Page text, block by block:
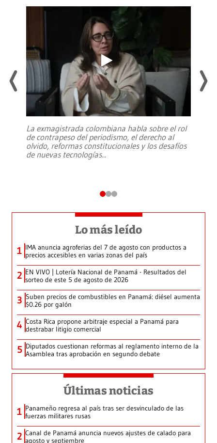
La exmagistrada colombiana habla sobre el rol
de contrapeso del periodismo, el derecho al
olvido, reformas constitucionales y los desafíos
de nuevas tecnologías...
Lo más leído
1 IMA anuncia agroferias del 7 de agosto con productos a
precios accesibles en varias zonas del país
2 EN VIVO | Lotería Nacional de Panamá - Resultados del
sorteo de este 5 de agosto de 2026
3 Suben precios de combustibles en Panamá: diésel aumenta
$0.26 por galón
4 Costa Rica propone arbitraje especial a Panamá para
destrabar litigio comercial
5 Diputados cuestionan reformas al reglamento interno de la
Asamblea tras aprobación en segundo debate
Últimas noticias
1 Panameño regresa al país tras ser desvinculado de las
fuerzas militares rusas
2 Canal de Panamá anuncia nuevos ajustes de calado para
agosto y septiembre